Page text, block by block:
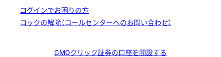
ログインでお困りの方
ロックの解除（コールセンターへのお問い合わせ）
GMOクリック証券の口座を開設する